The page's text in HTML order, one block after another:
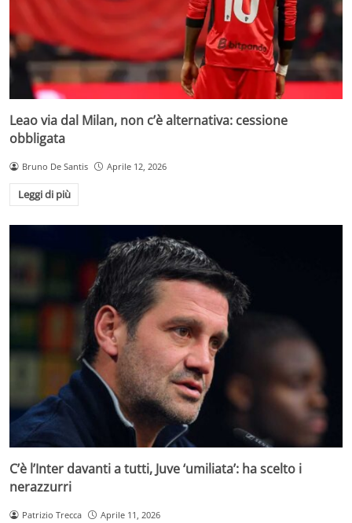
Leao via dal Milan, non c’è alternativa: cessione
obbligata
Bruno De Santis Aprile 12, 2026
Leggi di più
C’è l’Inter davanti a tutti, Juve ‘umiliata’: ha scelto i
nerazzurri
Patrizio Trecca Aprile 11, 2026